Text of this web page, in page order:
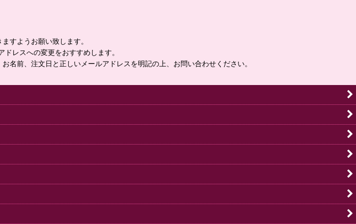
すようお願い致します。
レスへの変更をおすすめします。
前、注文日と正しいメールアドレスを明記の上、お問い合わせください。